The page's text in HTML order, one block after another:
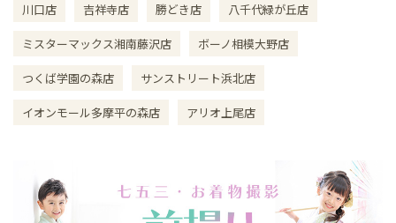
川口店 吉祥寺店 勝どき店 八千代緑が丘店
ミスターマックス湘南藤沢店 ボーノ相模大野店
つくば学園の森店 サンストリート浜北店
イオンモール多摩平の森店 アリオ上尾店